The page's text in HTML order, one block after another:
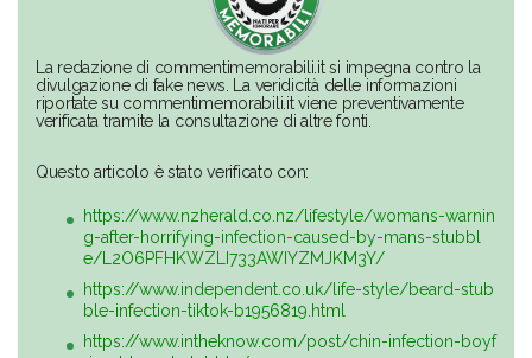
La redazione di commentimemorabili.it si impegna contro la
divulgazione di fake news. La veridicità delle informazioni
riportate su commentimemorabili.it viene preventivamente
verificata tramite la consultazione di altre fonti.
Questo articolo è stato verificato con:
https://www.nzherald.co.nz/lifestyle/womans-warnin
g-after-horrifying-infection-caused-by-mans-stubbl
e/L2O6PFHKWZLI733AWIYZMJKM3Y/
https://www.independent.co.uk/life-style/beard-stub
ble-infection-tiktok-b1956819.html
https://www.intheknow.com/post/chin-infection-boyf